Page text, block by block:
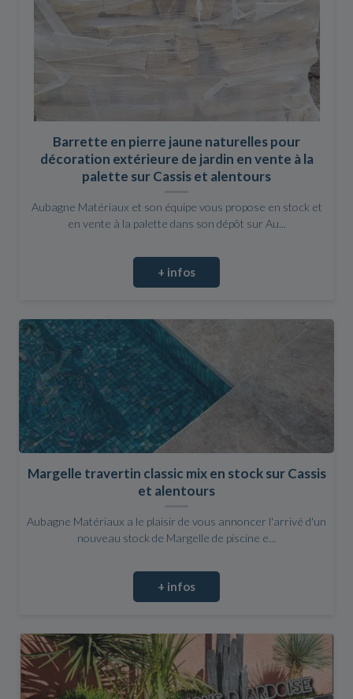
Barrette en pierre jaune naturelles pour
décoration extérieure de jardin en vente à la
palette sur Cassis et alentours
Aubagne Matériaux et son équipe vous propose en stock et
en vente à la palette dans son dépôt sur Au...
+ infos
Margelle travertin classic mix en stock sur Cassis
et alentours
Aubagne Matériaux a le plaisir de vous annoncer l'arrivé d'un
nouveau stock de Margelle de piscine e...
+ infos